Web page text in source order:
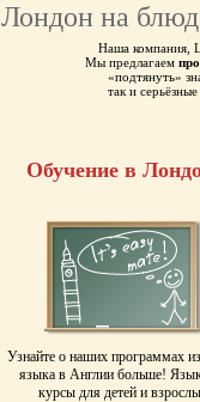
Лондон на
Наша компания,
Мы предлагаем
«подтянуть»
так и
Обучение в
Узнайте о наших программах
языка в Англии больше!
курсы для детей и